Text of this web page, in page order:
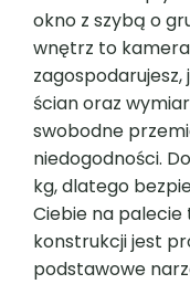
okno z szybą o
wnętrz to
ścian oraz
swobodne
niedogodności.
kg, dlatego
Ciebie na
konstrukcji jest
podstawowe